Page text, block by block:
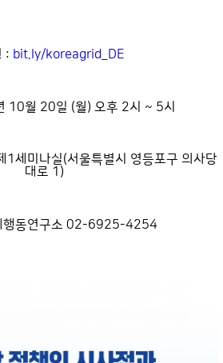
: bit.ly/koreagrid_DE
10월 20일 (월) 오후 2시 ~ 5시
1세미나실(서울특별시 영등포구 의사당
대로 1)
행동연구소 02-6925-4254